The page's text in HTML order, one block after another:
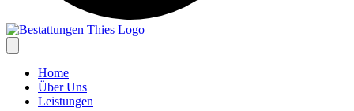
Home
Über Uns
Leistungen